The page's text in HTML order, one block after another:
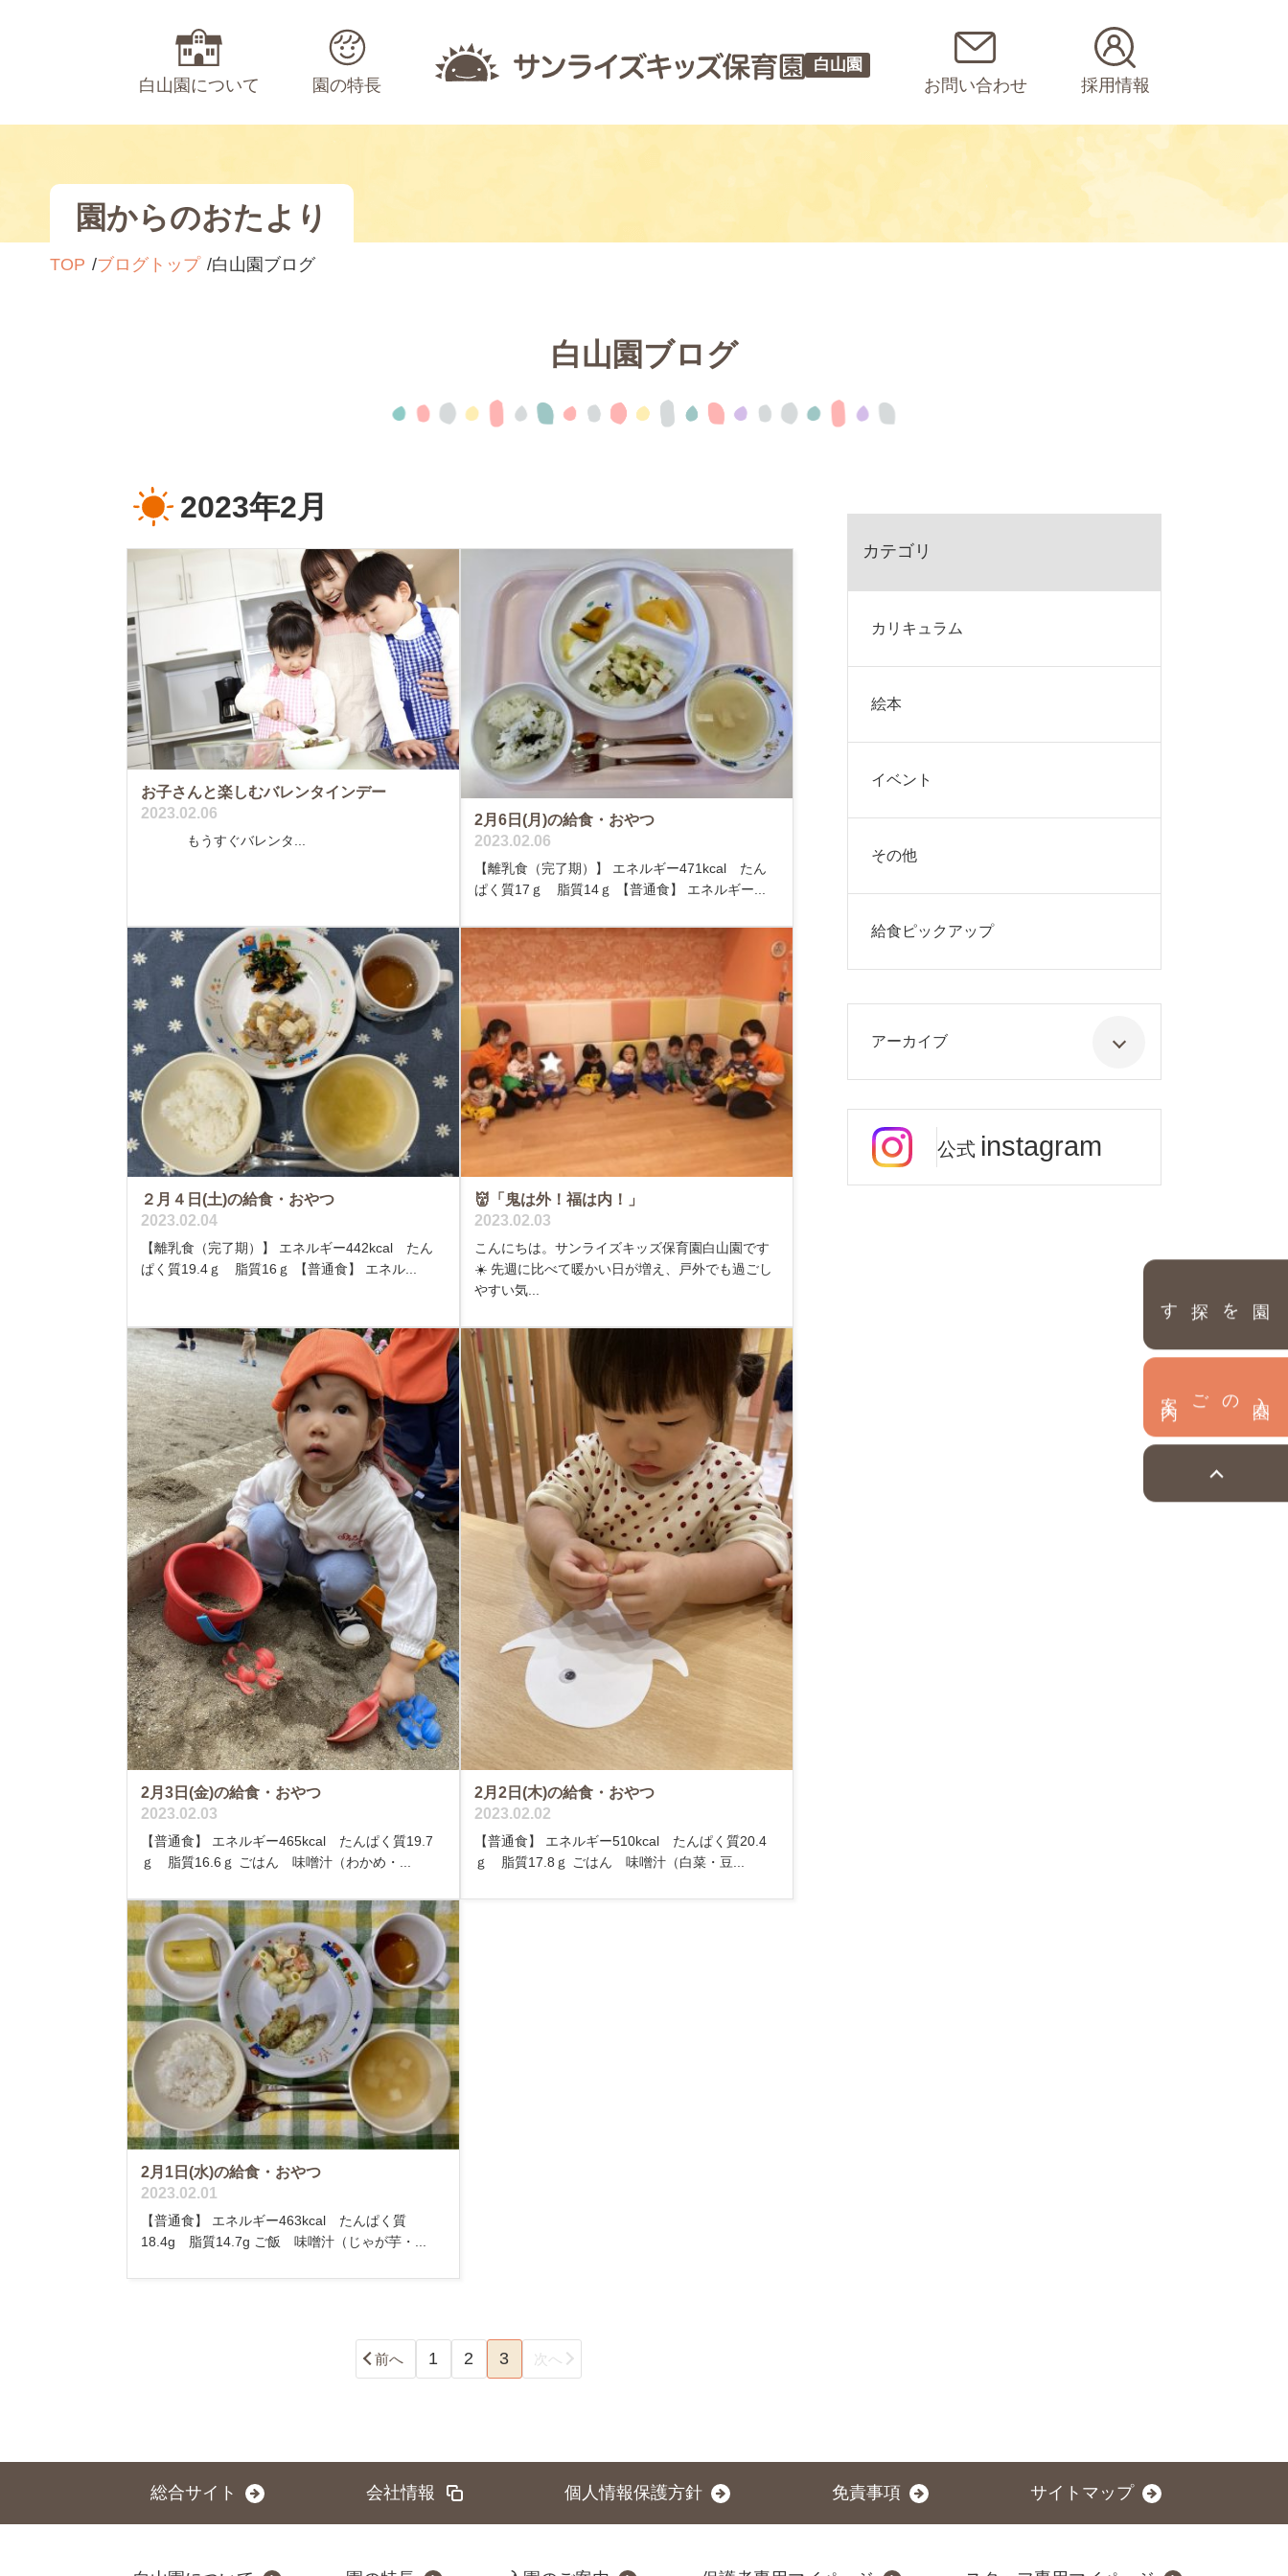
白山園について 園の特長
白山園
お問い合わせ 採用情報
園を探す
園からのおたより
TOP ブログトップ 白山園ブログ
白山園ブログ
2023年2月
お子さんと楽しむバレンタインデー
2023.02.06
もうすぐバレンタ...
2月6日(月)の給食・おやつ
2023.02.06
【離乳食（完了期）】 エネルギー471kcal たん
ぱく質17ｇ 脂質14ｇ 【普通食】 エネルギー...
２月４日(土)の給食・おやつ
2023.02.04
【離乳食（完了期）】 エネルギー442kcal たん
ぱく質19.4ｇ 脂質16ｇ 【普通食】 エネル...
👹「鬼は外！福は内！」
2023.02.03
こんにちは。サンライズキッズ保育園白山園です
☀️ 先週に比べて暖かい日が増え、戸外でも過ごし
やすい気...
2月3日(金)の給食・おやつ
2023.02.03
【普通食】 エネルギー465kcal たんぱく質19.7
ｇ 脂質16.6ｇ ごはん 味噌汁（わかめ・...
2月2日(木)の給食・おやつ
2023.02.02
【普通食】 エネルギー510kcal たんぱく質20.4
ｇ 脂質17.8ｇ ごはん 味噌汁（白菜・豆...
2月1日(水)の給食・おやつ
2023.02.01
【普通食】 エネルギー463kcal たんぱく質
18.4g 脂質14.7g ご飯 味噌汁（じゃが芋・...
前へ 1 2 3 次へ
カテゴリ
カリキュラム
絵本
イベント
その他
給食ピックアップ
アーカイブ
公式 instagram
総合サイト 会社情報 個人情報保護方針 免責事項 サイトマップ